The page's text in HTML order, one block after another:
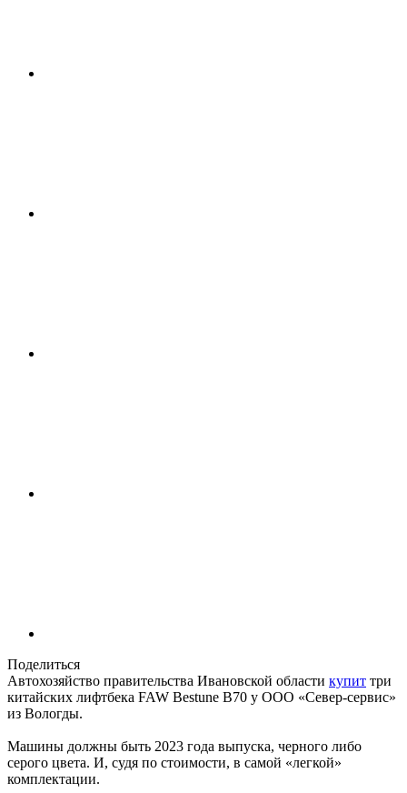
Поделиться
Автохозяйство правительства Ивановской области купит три
китайских лифтбека FAW Bestune B70 у ООО «Север-сервис»
из Вологды.
Машины должны быть 2023 года выпуска, черного либо
серого цвета. И, судя по стоимости, в самой «легкой»
комплектации.